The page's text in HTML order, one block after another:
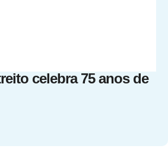
celebra 75 anos de